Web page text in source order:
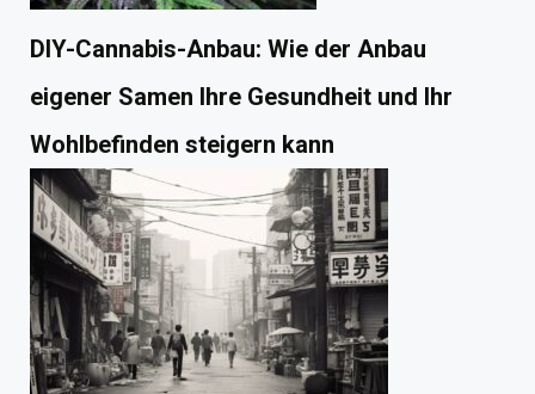
DIY-Cannabis-Anbau: Wie der Anbau
eigener Samen Ihre Gesundheit und Ihr
Wohlbefinden steigern kann